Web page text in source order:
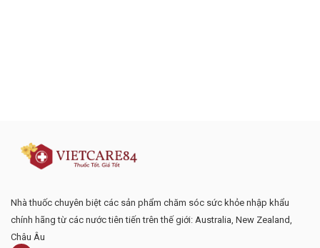
Nhà thuốc chuyên biệt các sản phẩm chăm sóc sức khỏe nhập khẩu
chính hãng từ các nước tiên tiến trên thế giới: Australia, New Zealand,
Châu Âu